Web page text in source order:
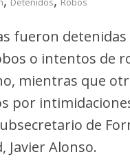
fueron
o intentos de
mientras que
por
de
Javier Alonso.